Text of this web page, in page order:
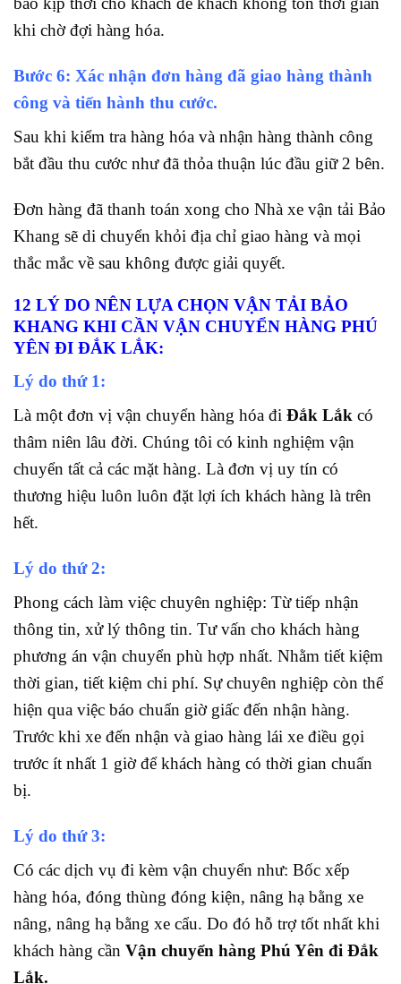
khi chờ đợi hàng hóa.
Bước 6: Xác nhận đơn hàng đã giao hàng thành
công và tiến hành thu cước.
Sau khi kiểm tra hàng hóa và nhận hàng thành công
bắt đầu thu cước như đã thỏa thuận lúc đầu giữ 2 bên.
Đơn hàng đã thanh toán xong cho Nhà xe vận tải Bảo
Khang sẽ di chuyển khỏi địa chỉ giao hàng và mọi
thắc mắc về sau không được giải quyết.
12 LÝ DO NÊN LỰA CHỌN VẬN TẢI BẢO
KHANG KHI CẦN VẬN CHUYỂN HÀNG PHÚ
YÊN ĐI ĐẮK LẮK:
Lý do thứ 1:
Là một đơn vị vận chuyển hàng hóa đi Đắk Lắk có
thâm niên lâu đời. Chúng tôi có kinh nghiệm vận
chuyển tất cả các mặt hàng. Là đơn vị uy tín có
thương hiệu luôn luôn đặt lợi ích khách hàng là trên
hết.
Lý do thứ 2:
Phong cách làm việc chuyên nghiệp: Từ tiếp nhận
thông tin, xử lý thông tin. Tư vấn cho khách hàng
phương án vận chuyển phù hợp nhất. Nhằm tiết kiệm
thời gian, tiết kiệm chi phí. Sự chuyên nghiệp còn thể
hiện qua việc báo chuẩn giờ giấc đến nhận hàng.
Trước khi xe đến nhận và giao hàng lái xe điều gọi
trước ít nhất 1 giờ để khách hàng có thời gian chuẩn
bị.
Lý do thứ 3:
Có các dịch vụ đi kèm vận chuyển như: Bốc xếp
hàng hóa, đóng thùng đóng kiện, nâng hạ bằng xe
nâng, nâng hạ bằng xe cẩu. Do đó hỗ trợ tốt nhất khi
khách hàng cần Vận chuyển hàng Phú Yên đi Đắk
Lắk.